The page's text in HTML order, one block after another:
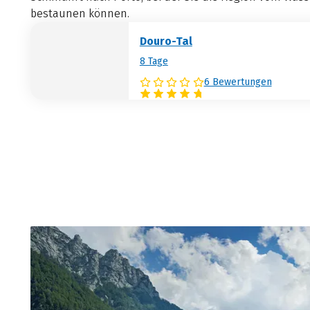
bestaunen können.
Douro-Tal
8 Tage
6 Bewertungen